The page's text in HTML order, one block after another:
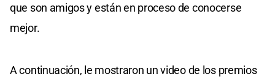
que son amigos y están en proceso de conocerse
mejor.
A continuación, le mostraron un video de los premios